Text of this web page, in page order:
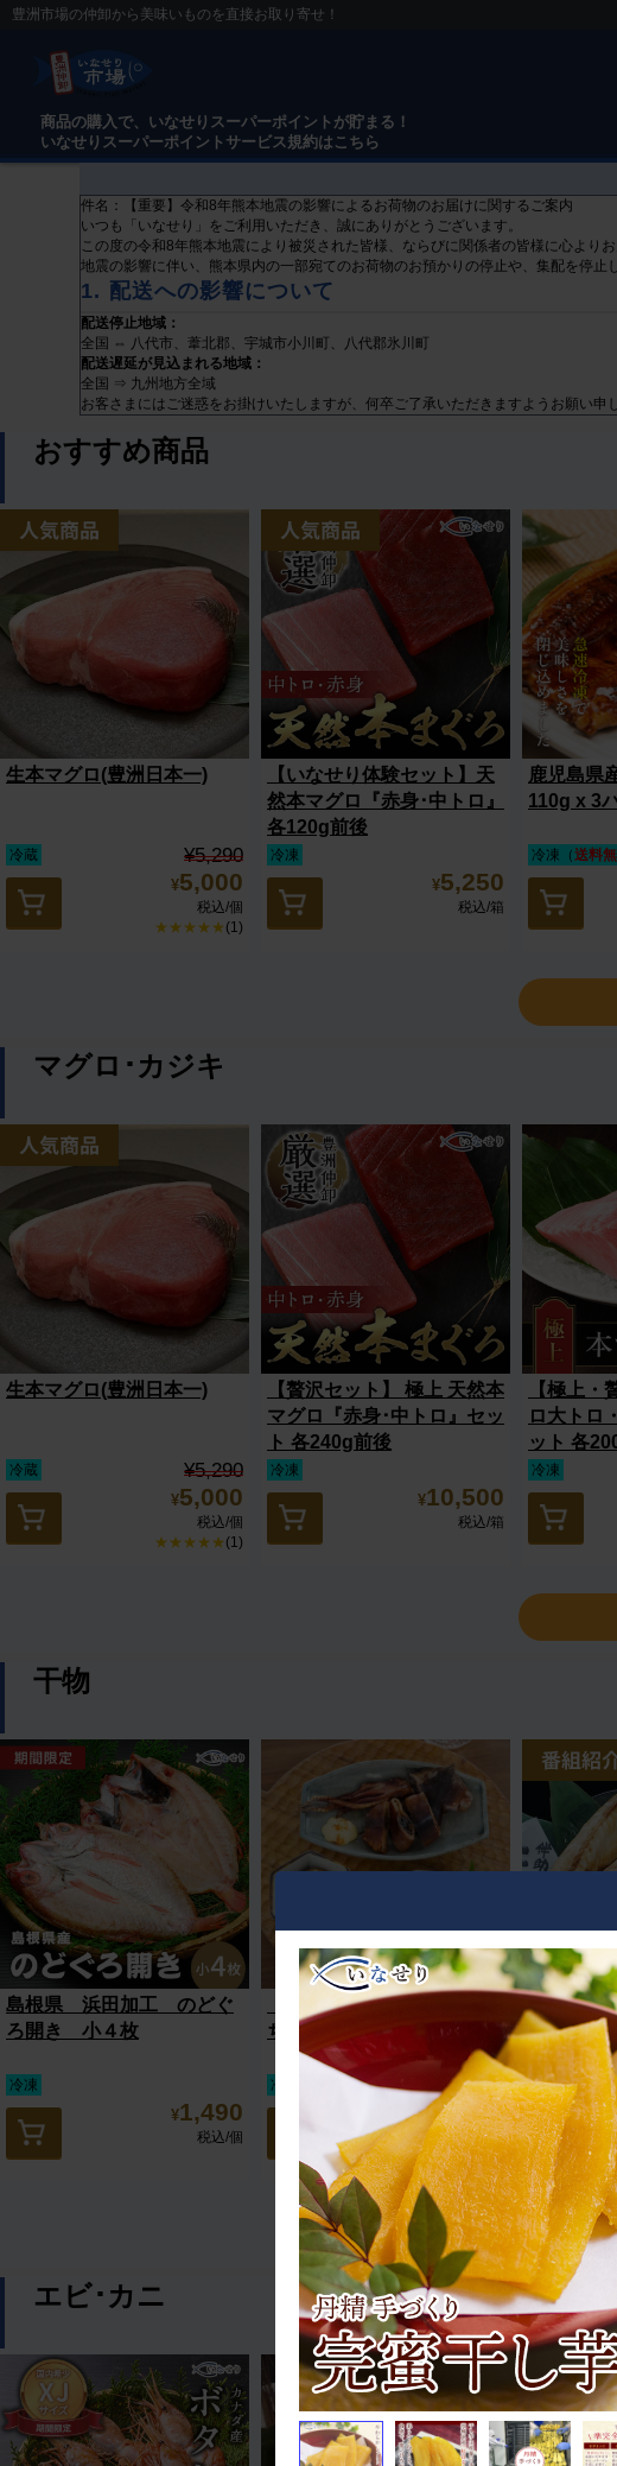
豊洲市場の仲卸から美味いものを直接お取り寄せ！
商品の購入で、いなせりスーパーポイントが貯まる！
いなせりスーパーポイントサービス規約はこちら
件名：【重要】令和8年熊本地震の影響によるお荷物のお届けに関するご案内
いつも「いなせり」をご利用いただき、誠にありがとうございます。
この度の令和8年熊本地震により被災された皆様、ならびに関係者の皆様に心より
地震の影響に伴い、熊本県内の一部宛てのお荷物のお預かりの停止や、集配を停
1. 配送への影響について
配送停止地域：
全国 ⇔ 八代市、葦北郡、宇城市小川町、八代郡氷川町
配送遅延が見込まれる地域：
全国 ⇒ 九州地方全域
お客さまにはご迷惑をお掛けいたしますが、何卒ご了承いただきますようお願い申
おすすめ商品
生本マグロ(豊洲日本一)
冷蔵 ¥5,290
¥5,000
税込/個
★★★★★ (1)
【いなせり体験セット】天
然本マグロ『赤身･中トロ』
各120g前後
冷凍
¥5,250
税込/箱
鹿児島県
110g x 3
冷凍（送料
マグロ･カジキ
生本マグロ(豊洲日本一)
冷蔵 ¥5,290
¥5,000
税込/個
★★★★★ (1)
【贅沢セット】 極上 天然本
マグロ『赤身･中トロ』セッ
ト 各240g前後
冷凍
¥10,500
税込/箱
【極上・
ロ大トロ
ット 各
冷凍
干物
島根県 浜田加工 のどぐ
ろ開き 小４枚
冷凍
¥1,490
税込/個
【送料無料】【山忠】おう
ち呑み酒肴セット
冷凍便セット商品
¥5,270
税込/箱
【スッキ
た】伴助
き、さば
冷凍
エビ･カニ